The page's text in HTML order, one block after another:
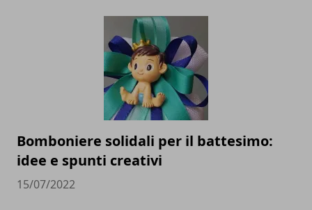
Bomboniere solidali per il battesimo:
idee e spunti creativi
15/07/2022